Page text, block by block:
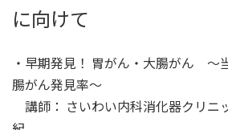
に向けて
・早期発見！ 胃がん・大腸がん 〜
腸がん発見率〜
講師： さいわい内科消化器クリ